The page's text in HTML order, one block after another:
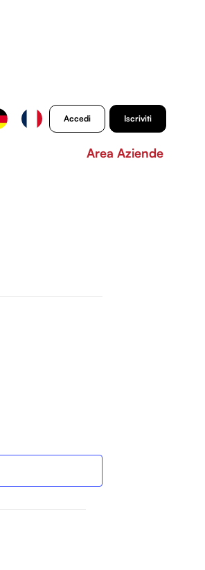
Accedi Iscriviti
Area Aziende